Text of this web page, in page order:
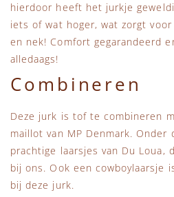
hierdoor heeft het jurkje
iets of wat hoger, wat zorgt
en nek! Comfort gegarandeerd
alledaags!
Combineren
Deze jurk is tof te combineren
maillot van MP Denmark. Onder
prachtige laarsjes van Du Loua,
bij ons. Ook een cowboylaarsje
bij deze jurk.